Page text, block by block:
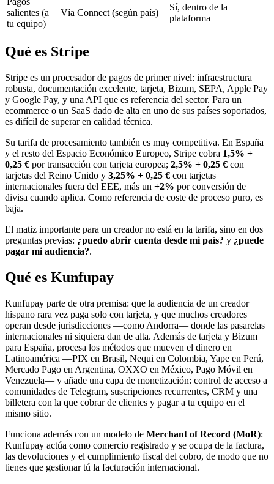
salientes (a
tu equipo)
Vía Connect (según país)
Sí, dentro de la
plataforma
Qué es Stripe
Stripe es un procesador de pagos de primer nivel: infraestructura
robusta, documentación excelente, tarjeta, Bizum, SEPA, Apple Pay
y Google Pay, y una API que es referencia del sector. Para un
ecommerce o un SaaS dado de alta en uno de sus países soportados,
es difícil de superar en calidad técnica.
Su tarifa de procesamiento también es muy competitiva. En España
y el resto del Espacio Económico Europeo, Stripe cobra 1,5% +
0,25 € por transacción con tarjeta europea; 2,5% + 0,25 € con
tarjetas del Reino Unido y 3,25% + 0,25 € con tarjetas
internacionales fuera del EEE, más un +2% por conversión de
divisa cuando aplica. Como referencia de coste de proceso puro, es
baja.
El matiz importante para un creador no está en la tarifa, sino en dos
preguntas previas: ¿puedo abrir cuenta desde mi país? y ¿puede
pagar mi audiencia?.
Qué es Kunfupay
Kunfupay parte de otra premisa: que la audiencia de un creador
hispano rara vez paga solo con tarjeta, y que muchos creadores
operan desde jurisdicciones —como Andorra— donde las pasarelas
internacionales ni siquiera dan de alta. Además de tarjeta y Bizum
para España, procesa los métodos que mueven el dinero en
Latinoamérica —PIX en Brasil, Nequi en Colombia, Yape en Perú,
Mercado Pago en Argentina, OXXO en México, Pago Móvil en
Venezuela— y añade una capa de monetización: control de acceso a
comunidades de Telegram, suscripciones recurrentes, CRM y una
billetera con la que cobrar de clientes y pagar a tu equipo en el
mismo sitio.
Funciona además con un modelo de Merchant of Record (MoR):
Kunfupay actúa como comercio registrado y se ocupa de la factura,
las devoluciones y el cumplimiento fiscal del cobro, de modo que no
tienes que gestionar tú la facturación internacional.